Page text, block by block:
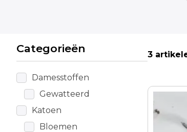
Categorieën
Damesstoffen
Gewatteerd
Katoen
Bloemen
3